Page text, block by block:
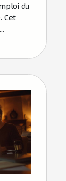
du
Cet